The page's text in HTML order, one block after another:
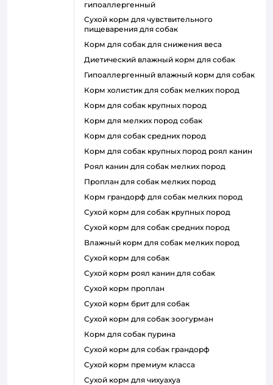
гипоаллергенный
сухой корм для чувствительного
пищеварения для собак
корм для собак для снижения веса
диетический влажный корм для собак
гипоаллергенный влажный корм для собак
корм холистик для собак мелких пород
корм для собак крупных пород
корм для мелких пород собак
корм для собак средних пород
корм для собак крупных пород роял канин
роял канин для собак мелких пород
проплан для собак мелких пород
корм грандорф для собак мелких пород
сухой корм для собак крупных пород
сухой корм для собак средних пород
влажный корм для собак мелких пород
сухой корм для собак
сухой корм роял канин для собак
сухой корм проплан
сухой корм брит для собак
сухой корм для собак зоогурман
корм для собак пурина
сухой корм для собак грандорф
сухой корм премиум класса
сухой корм для чихуахуа